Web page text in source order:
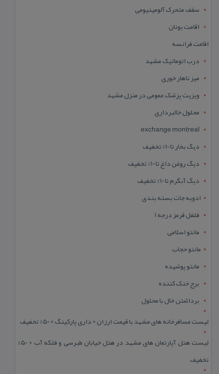
سقف متحرک آلومینیومی
اقامت یونان
اقامت فرانسه
درب اتوماتیک مشهد
میز ناهار خوری
ویزیت پزشک عمومی در منزل مشهد
محلول خالبرداری
exchange montreal
دیگ بخار تا 10% تخفیف
دیگ روغن داغ تا 10% تخفیف
دیگ آبگرم تا 10% تخفیف
ادویه جات بسته بندی
فلفل قرمز درجه 1
مانتو اسلامی
مانتو حجاب
مانتو پوشیده
برج خنک کننده
برداشتن خال با محلول
لیست مسافرخانه های مشهد با قیمت ارزان + داری پارکینگ + 50% تخفیف
لیست هتل آپارتمان های مشهد در هتل خیابان طبرسی و فلکه آب + 50%
تخفیف